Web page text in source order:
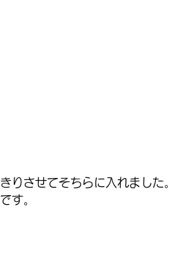
りさせてそちらに入れました。
す。